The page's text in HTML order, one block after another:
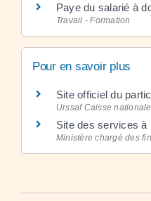
Paye du salarié à
Travail - Formation
Pour en savoir plus
Site officiel du
Urssaf Caisse
Site des services à
Ministère chargé des